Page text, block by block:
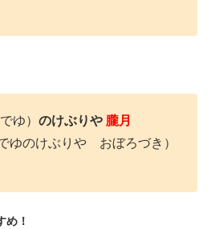
でゆ） のけぶりや 朧月
ゆのけぶりや おぼろづき）
め！